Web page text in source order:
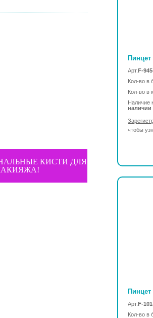
КИСТИ ДЛЯ
Арт.F-
Кол-во в
Кол-во в
Наличие
наличии
чтобы
Арт.F-
Кол-во в